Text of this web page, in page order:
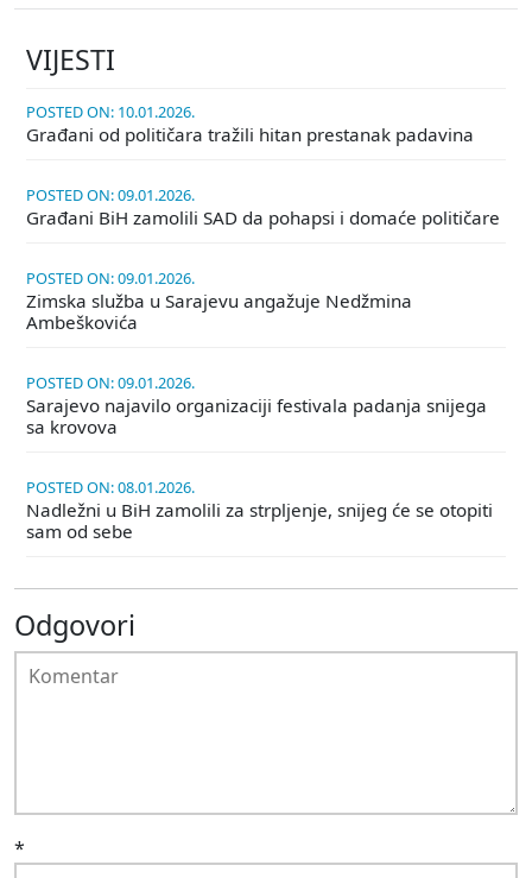
VIJESTI
POSTED ON: 10.01.2026.
Građani od političara tražili hitan prestanak padavina
POSTED ON: 09.01.2026.
Građani BiH zamolili SAD da pohapsi i domaće političare
POSTED ON: 09.01.2026.
Zimska služba u Sarajevu angažuje Nedžmina
Ambeškovića
POSTED ON: 09.01.2026.
Sarajevo najavilo organizaciji festivala padanja snijega
sa krovova
POSTED ON: 08.01.2026.
Nadležni u BiH zamolili za strpljenje, snijeg će se otopiti
sam od sebe
Odgovori
*